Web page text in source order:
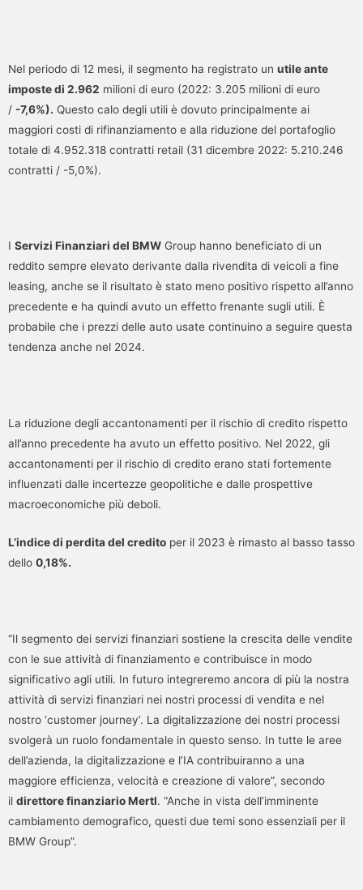
Nel periodo di 12 mesi, il segmento ha registrato un utile ante
imposte di 2.962 milioni di euro (2022: 3.205 milioni di euro
/ -7,6%). Questo calo degli utili è dovuto principalmente ai
maggiori costi di rifinanziamento e alla riduzione del portafoglio
totale di 4.952.318 contratti retail (31 dicembre 2022: 5.210.246
contratti / -5,0%).
I Servizi Finanziari del BMW Group hanno beneficiato di un
reddito sempre elevato derivante dalla rivendita di veicoli a fine
leasing, anche se il risultato è stato meno positivo rispetto all’anno
precedente e ha quindi avuto un effetto frenante sugli utili. È
probabile che i prezzi delle auto usate continuino a seguire questa
tendenza anche nel 2024.
La riduzione degli accantonamenti per il rischio di credito rispetto
all’anno precedente ha avuto un effetto positivo. Nel 2022, gli
accantonamenti per il rischio di credito erano stati fortemente
influenzati dalle incertezze geopolitiche e dalle prospettive
macroeconomiche più deboli.
L’indice di perdita del credito per il 2023 è rimasto al basso tasso
dello 0,18%.
“Il segmento dei servizi finanziari sostiene la crescita delle vendite
con le sue attività di finanziamento e contribuisce in modo
significativo agli utili. In futuro integreremo ancora di più la nostra
attività di servizi finanziari nei nostri processi di vendita e nel
nostro ‘customer journey’. La digitalizzazione dei nostri processi
svolgerà un ruolo fondamentale in questo senso. In tutte le aree
dell’azienda, la digitalizzazione e l’IA contribuiranno a una
maggiore efficienza, velocità e creazione di valore”, secondo
il direttore finanziario Mertl. “Anche in vista dell’imminente
cambiamento demografico, questi due temi sono essenziali per il
BMW Group”.